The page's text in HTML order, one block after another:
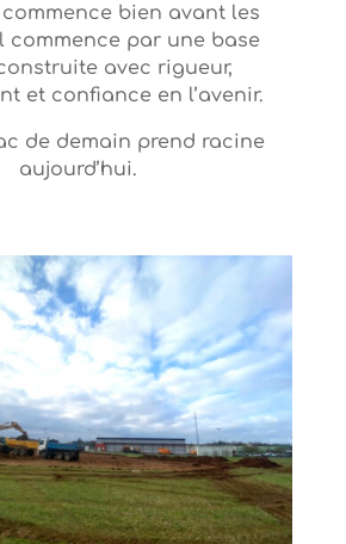
commence bien avant les
commence par une base
avec rigueur,
et confiance en l’avenir.
de demain prend racine
aujourd’hui.